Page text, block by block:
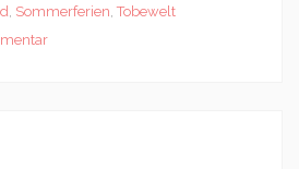
, Sommerferien,Tobewelt